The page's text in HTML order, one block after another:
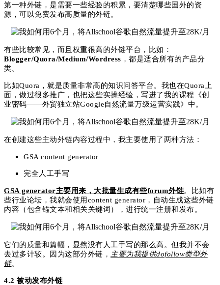
第一种外链，是需要一些经验的积累，要清楚哪些国外的资
源，可以免费发布高质量的外链。
有些比较常见，而且权重很高的外链平台，比如：
Blogger/Quora/Medium/Wordress ，都是适合所有的产品分
类。
比如Quora，就是质量非常高的知识问答平台。我也在Quora上
面，做过很多推广，也把这些实操经验，写进了我的课程《创
业密码——外贸独立站Google自然流量万级运营实践》中。
在创建这些主动外链内容过程中，我主要使用了两种方法：
GSA content generator
完全人工手写
GSA generator主要用来，大批量生成有些forum外链。比如有
些行业论坛，我就会使用content generator，自动生成这些外链
内容（包含锚文本和相关关键词），进行统一注册和发布。
它们的质量和篇幅，显然没有人工手写的那么高。但我并不会
去过多计较。因为这部分外链， 主要为我提供dofollow类型外
链。
4.2 被动发布外链